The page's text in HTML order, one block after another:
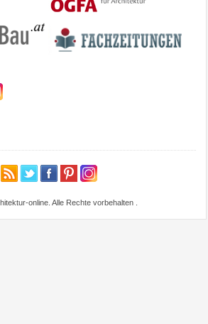
online. Alle Rechte vorbehalten .